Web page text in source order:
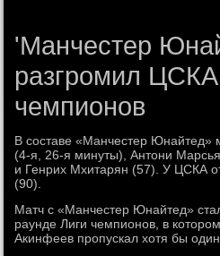
'Манчестер
разгромил
чемпионов
В составе «Манчестер Юнайтед»
(4-я, 26-я минуты), Антони
и Генрих Мхитарян (57). У ЦСКА
(90).
Матч с «Манчестер Юнайтед»
раунде Лиги чемпионов, в
Акинфеев пропускал хотя бы